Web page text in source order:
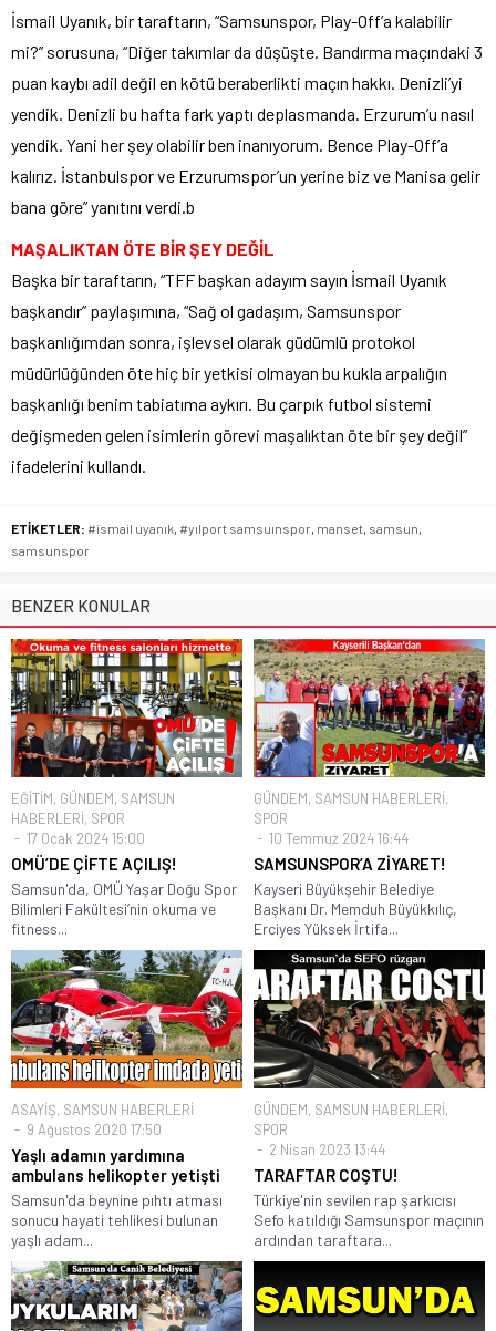
İsmail Uyanık, bir taraftarın, “Samsunspor, Play-Off’a kalabilir
mi?” sorusuna, “Diğer takımlar da düşüşte. Bandırma maçındaki 3
puan kaybı adil değil en kötü beraberlikti maçın hakkı. Denizli’yi
yendik. Denizli bu hafta fark yaptı deplasmanda. Erzurum’u nasıl
yendik. Yani her şey olabilir ben inanıyorum. Bence Play-Off’a
kalırız. İstanbulspor ve Erzurumspor’un yerine biz ve Manisa gelir
bana göre” yanıtını verdi.b
MAŞALIKTAN ÖTE BİR ŞEY DEĞİL
Başka bir taraftarın, “TFF başkan adayım sayın İsmail Uyanık
başkandır” paylaşımına, “Sağ ol gadaşım, Samsunspor
başkanlığımdan sonra, işlevsel olarak güdümlü protokol
müdürlüğünden öte hiç bir yetkisi olmayan bu kukla arpalığın
başkanlığı benim tabiatıma aykırı. Bu çarpık futbol sistemi
değişmeden gelen isimlerin görevi maşalıktan öte bir şey değil”
ifadelerini kullandı.
ETİKETLER: #ismail uyanık #yılport samsuınspor manset samsun
samsunspor
BENZER KONULAR
EĞİTİM, GÜNDEM, SAMSUN
HABERLERİ, SPOR
17 Ocak 2024 15:00
OMÜ’DE ÇİFTE AÇILIŞ!
Samsun'da, OMÜ Yaşar Doğu Spor
Bilimleri Fakültesi’nin okuma ve
fitness...
GÜNDEM, SAMSUN HABERLERİ,
SPOR
10 Temmuz 2024 16:44
SAMSUNSPOR’A ZİYARET!
Kayseri Büyükşehir Belediye
Başkanı Dr. Memduh Büyükkılıç,
Erciyes Yüksek İrtifa...
ASAYİŞ, SAMSUN HABERLERİ
9 Ağustos 2020 17:50
Yaşlı adamın yardımına
ambulans helikopter yetişti
Samsun'da beynine pıhtı atması
sonucu hayati tehlikesi bulunan
yaşlı adam...
GÜNDEM, SAMSUN HABERLERİ,
SPOR
2 Nisan 2023 13:44
TARAFTAR COŞTU!
Türkiye'nin sevilen rap şarkıcısı
Sefo katıldığı Samsunspor maçının
ardından taraftara...